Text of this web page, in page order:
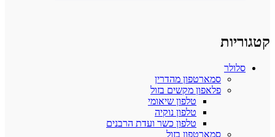
קטגוריות
סלולר
סמארטפון מהדרין
פלאפון מקשים בזול
טלפון שיאומי
טלפון נוקיה
טלפון כשר ועדת הרבנים
סמארטפון בזול